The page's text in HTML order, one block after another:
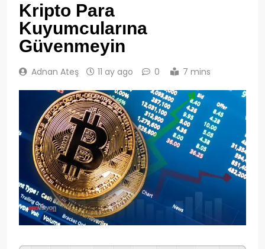
Kripto Para
Kuyumcularına
Güvenmeyin
Adnan Ateş 11 ay ago 0 7 mins